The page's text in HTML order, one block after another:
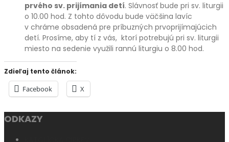
prvého sv. prijímania detí. Slávnosť bude pri sv. liturgii
o 10.00 hod. Z tohto dôvodu bude väčšina lavíc
v chráme obsadená pre príbuzných prvoprijímajúcich
detí. Prosíme, aby tí z vás, ktorí potrebujú pri sv. liturgii
miesto na sedenie využili rannú liturgiu o 8.00 hod.
Zdieľaj tento článok:
Facebook X
ODKAZY